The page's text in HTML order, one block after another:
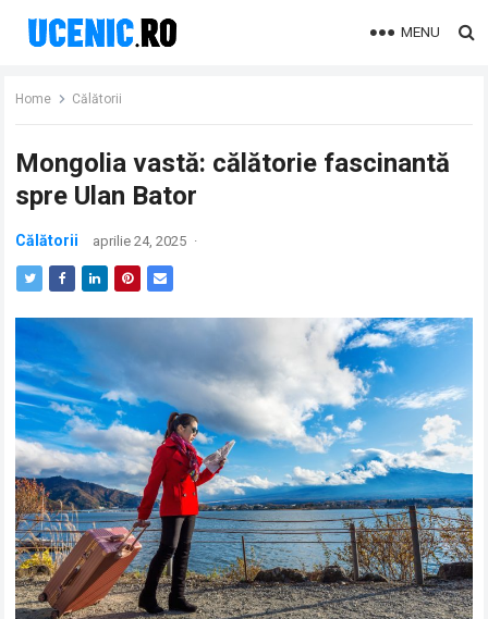
MENU
Home Călătorii
Mongolia vastă: călătorie fascinantă
spre Ulan Bator
Călătorii aprilie 24, 2025 ·